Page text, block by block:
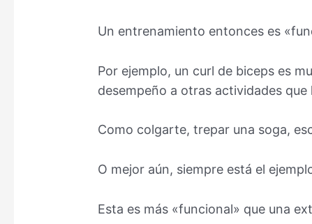
Un entrenamiento entonces es
Por ejemplo, un curl de biceps es
desempeño a otras actividades que
Como colgarte, trepar una soga,
O mejor aún, siempre está el
Esta es más «funcional» que una